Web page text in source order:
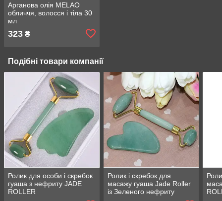
Арганова олія MELAO
обличчя, волосся і тіла 30
мл
323 ₴
Подібні товари компанії
Ролик для особи і скребок
гуаша з нефриту JADE
ROLLER
Ролик і скребок для
масажу гуаша Jade Roller
із Зеленого нефриту